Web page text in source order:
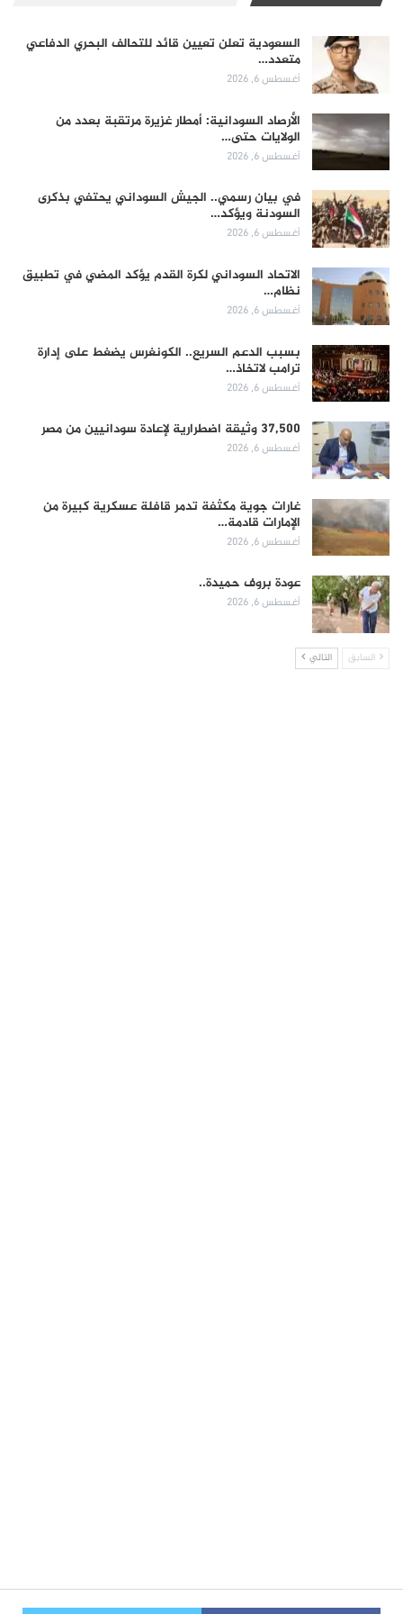
السعودية تعلن تعيين قائد للتحالف البحري الدفاعي
متعدد…
أغسطس 6, 2026
الأرصاد السودانية: أمطار غزيرة مرتقبة بعدد من
الولايات حتى…
أغسطس 6, 2026
في بيان رسمي.. الجيش السوداني يحتفي بذكرى
السودنة ويؤكد…
أغسطس 6, 2026
الاتحاد السوداني لكرة القدم يؤكد المضي في تطبيق
نظام…
أغسطس 6, 2026
بسبب الدعم السريع.. الكونغرس يضغط على إدارة
ترامب لاتخاذ…
أغسطس 6, 2026
37,500 وثيقة اضطرارية لإعادة سودانيين من مصر
أغسطس 6, 2026
غارات جوية مكثفة تدمر قافلة عسكرية كبيرة من
الإمارات قادمة…
أغسطس 6, 2026
عودة بروف حميدة..
أغسطس 6, 2026
السابق التالي